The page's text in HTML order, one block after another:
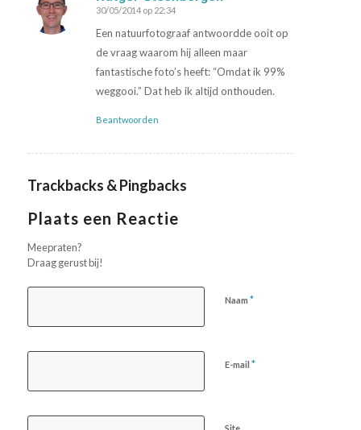
zegt:
30/05/2014 op 22:34
Een natuurfotograaf antwoordde ooit op
de vraag waarom hij alleen maar
fantastische foto’s heeft: “Omdat ik 99%
weggooi.” Dat heb ik altijd onthouden.
Beantwoorden
Trackbacks & Pingbacks
Plaats een Reactie
Meepraten?
Draag gerust bij!
Naam *
E-mail *